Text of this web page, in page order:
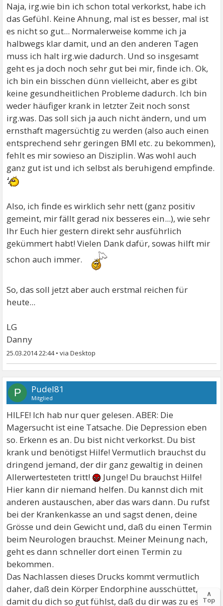
Naja, irg.wie bin ich schon total verkorkst, habe ich
das Gefühl. Keine Ahnung, mal ist es besser, mal ist
es nicht so gut... Normalerweise komme ich ja
halbwegs klar damit, und an den anderen Tagen
muss ich halt irg.wie dadurch. Und so insgesamt
geht es ja doch noch sehr gut bei mir, finde ich. Ok,
ich bin ein bisschen dünn vielleicht, aber es gibt
keine gesundheitlichen Probleme dadurch. Ich bin
weder häufiger krank in letzter Zeit noch sonst
irg.was. Das soll sich ja auch nicht ändern, und um
ernsthaft magersüchtig zu werden (also auch einen
entsprechend sehr geringen BMI etc. zu bekommen),
fehlt es mir sowieso an Disziplin. Was wohl auch
ganz gut ist und ich selbst als beruhigend empfinde.
Also, ich finde es wirklich sehr nett (ganz positiv
gemeint, mir fällt gerad nix besseres ein...), wie sehr
Ihr Euch hier gestern direkt sehr ausführlich
gekümmert habt! Vielen Dank dafür, sowas hilft mir
schon auch immer.
So, das soll jetzt aber auch erstmal reichen für
heute...
LG
Danny
25.03.2014 22:44•
P Pudel81
Mitglied
HILFE! Ich hab nur quer gelesen. ABER: Die
Magersucht ist eine Tatsache. Die Depression eben
so. Erkenn es an. Du bist nicht verkorkst. Du bist
krank und benötigst Hilfe! Vermutlich brauchst du
dringend jemand, der dir ganz gewaltig in deinen
Allerwertesteten tritt!
Junge! Du brauchst Hilfe!
Hier kann dir niemand helfen. Du kannst dich mit
anderen austauschen, aber das wars dann. Du rufst
bei der Krankenkasse an und sagst denen, deine
Grösse und dein Gewicht und, daß du einen Termin
beim Neurologen brauchst. Meiner Meinung nach,
geht es dann schneller dort einen Termin zu
bekommen.
Das Nachlassen dieses Drucks kommt vermutlich
daher, daß dein Körper Endorphine ausschüttet,
damit du dich so gut fühlst, daß du dir was zu essen
∧
Top